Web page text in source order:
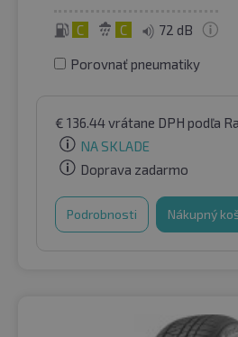
C C 72 dB
Porovnať pneumatiky
€ 136.44vrátane DPH podľa
NA SKLADE
Doprava zadarmo
Podrobnosti Nákupný